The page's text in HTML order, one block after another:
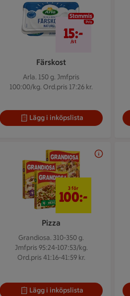
Färskost
Arla. 150 g. Jmfpris
100:00/kg. Ord.pris 17:26 kr.
15 kr/st
15:-
/st
Lägg i inköpslista
Pizza
Grandiosa. 310-350 g.
Jmfpris 95:24-107:53/kg.
Ord.pris 41:16-41:59 kr.
3 för
100:-
Lägg i inköpslista